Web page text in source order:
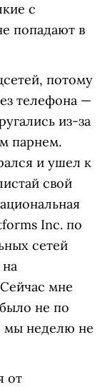
с
попадают в
потому
телефона —
из-за
парнем.
и ушел к
свой
Inc. по
сетей
мне
не по
мы неделю не
от